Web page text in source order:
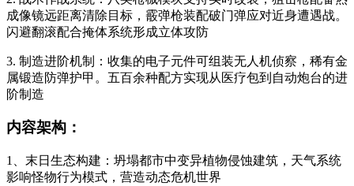
成像镜远距离清除目标，霰弹枪装配破门弹应对近身遭遇战。
闪避翻滚配合掩体系统形成立体攻防
3. 制造进阶机制：收集的电子元件可组装无人机侦察，稀有金
属锻造防弹护甲。五百余种配方实现从医疗包到自动炮台的进
阶制造
内容架构：
1、末日生态构建：坍塌都市中变异植物侵蚀建筑，天气系统
影响怪物行为模式，营造动态危机世界